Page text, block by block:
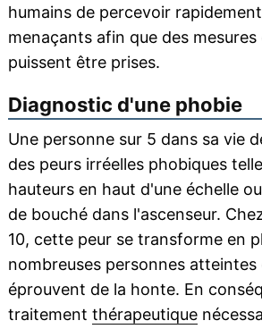
humains de percevoir
menaçants afin que des
puissent être prises.
Diagnostic d'une phobie
Une personne sur 5 dans sa vie
des peurs irréelles phobiques
hauteurs en haut d'une échelle
de bouché dans l'ascenseur.
10, cette peur se transforme en
nombreuses personnes atteintes
éprouvent de la honte. En
traitement thérapeutique